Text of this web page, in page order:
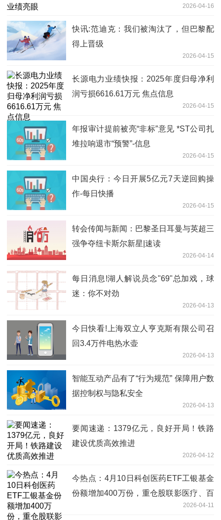
2026-04-16
快讯:​范迪克：我们被淘汰了，但巴黎配
得上晋级
2026-04-15
长源电力业绩快报：2025年度归母净利
润亏损6616.61万元 焦点信息
2026-04-15
年报审计提前被亮“非标”意见 *ST公司扎
堆拉响退市“预警”-信息
2026-04-15
中国央行：今日开展5亿元7天逆回购操
作-每日快播
2026-04-15
转会传闻与新闻：巴黎圣日耳曼与英超三
强争夺纽卡斯尔新星|速读
2026-04-14
每日消息!湖人解说员念"69"总加戏，球
迷：你不对劲
2026-04-13
今日快看!上海双立人亨克斯有限公司召
回3.4万件电热水壶
2026-04-13
智能互动产品有了“行为规范” 保障用户数
据控制权与隐私安全
2026-04-13
要闻速递：1379亿元，良好开局！铁路
建设优质高效推进
2026-04-12
今热点：4月10日科创医药ETF工银基金
份额增加400万份，重仓股联影医疗、百
2026-04-11